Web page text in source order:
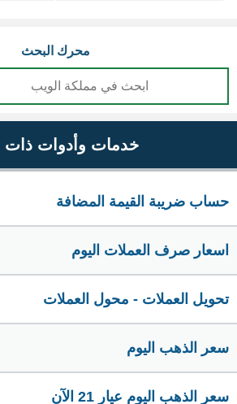
محرك البحث
خدمات وأدوات ذات
حساب ضريبة القيمة المضافة
اسعار صرف العملات اليوم
تحويل العملات - محول العملات
سعر الذهب اليوم
سعر الذهب اليوم عيار 21 الآن